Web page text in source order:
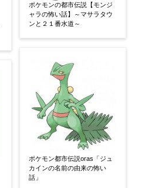
ポケモンの都市伝説【モンジ
ャラの怖い話】～マサラタウ
ンと２１番水道～
ポケモン都市伝説oras「ジュ
カインの名前の由来の怖い
話」